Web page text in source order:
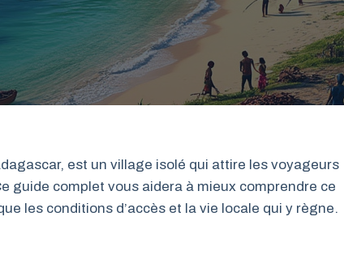
est un village isolé qui attire les voyageurs
guide complet vous aidera à mieux comprendre ce
les conditions d’accès et la vie locale qui y règne.